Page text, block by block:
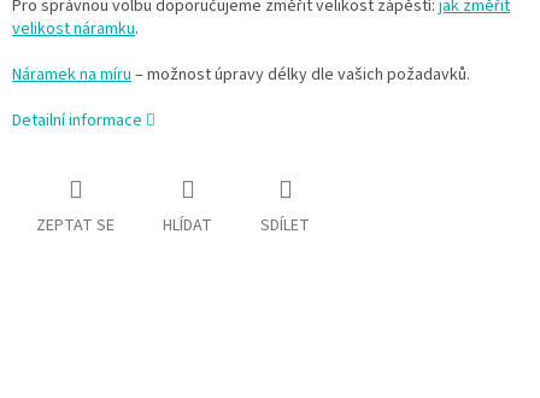
Pro správnou volbu doporučujeme změřit velikost zápěstí: jak změřit
velikost náramku.
Náramek na míru – možnost úpravy délky dle vašich požadavků.
Detailní informace
ZEPTAT SE HLÍDAT SDÍLET